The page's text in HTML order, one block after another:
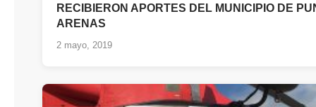
RECIBIERON APORTES DEL MUNICIPIO DE
ARENAS
2 mayo, 2019